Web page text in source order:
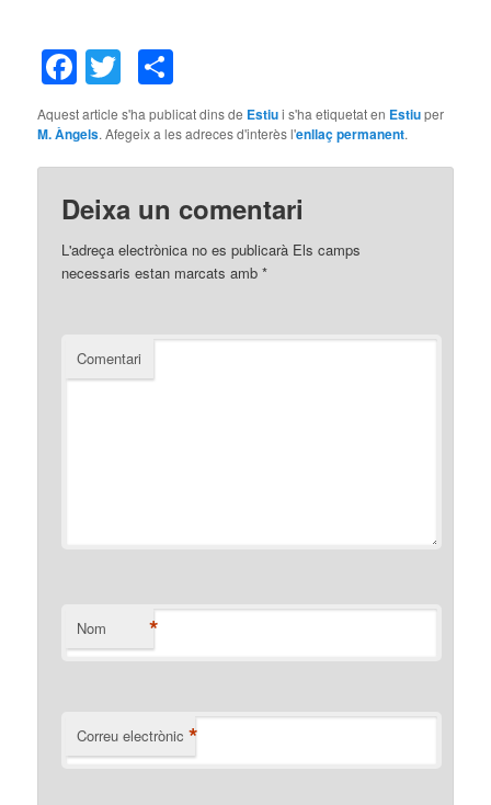
Facebook
Twitter
Aquest article s'ha publicat dins de Estiui s'ha etiquetat en Estiuper
M. Àngels. Afegeix a les adreces d'interès l'enllaç permanent.
Deixa un comentari
L'adreça electrònica no es publicarà Els camps
necessaris estan marcats amb*
Comentari
Nom *
Correu electrònic *